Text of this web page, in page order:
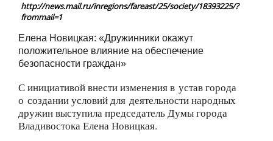
http://news.mail.ru/inregions/fareast/25/society/18393225/?
frommail=1
Елена Новицкая: «Дружинники окажут
положительное влияние на обеспечение
безопасности граждан»
С инициативой внести изменения в устав города
о создании условий для деятельности народных
дружин выступила председатель Думы города
Владивостока Елена Новицкая.